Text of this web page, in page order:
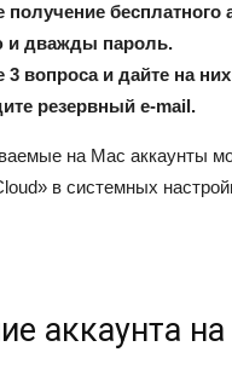
получение
дважды пароль.
3 вопроса и дайте на
резервный e-mail.
на Mac аккаунты
в системных
аккаунта